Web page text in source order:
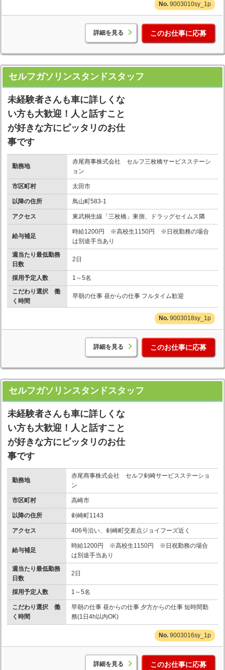
9003010sy_1p
詳細を見る このお仕事に応募
セルフガソリンスタンドスタッフ
未経験者さんも車に詳しくな
い方も大歓迎！人と話すこと
が好きな方にピッタリのお仕
事です
勤務地
赤尾商事株式会社 セルフ三枚橋サービスステーシ
ョン
市区町村 太田市
以降の住所 鳥山町583-1
アクセス 東武桐生線「三枚橋」東側、ドラッグセイムス隣
給与補足
時給1200円 ※高校生1150円 ※日祝勤務の場合
は別途手当あり
週当たり最低勤務
日数
2日
採用予定人数
1～5名
こだわり選択 働
く時間
早朝の仕事 昼からの仕事 フルタイム歓迎
9003018sy_1p
詳細を見る このお仕事に応募
セルフガソリンスタンドスタッフ
未経験者さんも車に詳しくな
い方も大歓迎！人と話すこと
が好きな方にピッタリのお仕
事です
勤務地
赤尾商事株式会社 セルフ剣崎サービスステーショ
ン
市区町村 高崎市
以降の住所 剣崎町1143
アクセス 406号沿い、剣崎町交差点ジョイフーズ近く
給与補足
時給1200円 ※高校生1150円 ※日祝勤務の場合
は別途手当あり
週当たり最低勤務
日数
2日
採用予定人数 1～5名
こだわり選択 働
く時間
早朝の仕事 昼からの仕事 夕方からの仕事 短時間勤
務(1日4h以内OK)
9003016sy_1p
詳細を見る このお仕事に応募